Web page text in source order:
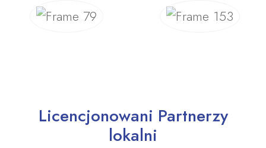
Licencjonowani Partnerzy
lokalni